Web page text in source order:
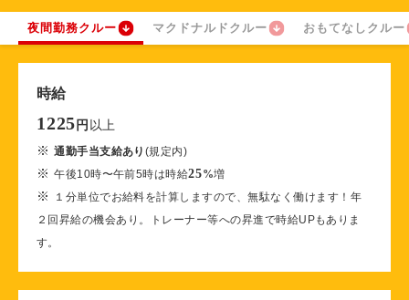
夜間勤務クルー マクドナルドクルー おもてなしクルー
時給
1225 円 以上
※通勤手当支給あり (規定内)
※午後10時〜午前5時は時給25%増
※
１分単位でお給料を計算しますので、無駄なく働けます！年
２回昇給の機会あり。トレーナー等への昇進で時給UPもありま
す。